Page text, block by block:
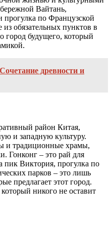
Вайтань,
по Французской
обязательных пунктов в
город будущего, который
древности и
район Китая,
и западную культуру.
и традиционные храмы,
Гонконг – это рай для
пик Виктория, прогулка по
парков – это лишь
предлагает этот город.
никого не оставит